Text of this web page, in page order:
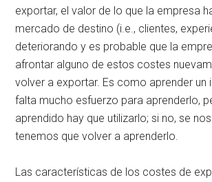
exportar, el valor de lo que la empresa
mercado de destino (i.e., clientes,
deteriorando y es probable que la
afrontar alguno de estos costes
volver a exportar. Es como aprender un
falta mucho esfuerzo para aprenderlo,
aprendido hay que utilizarlo; si no, se
tenemos que volver a aprenderlo.
Las características de los costes de